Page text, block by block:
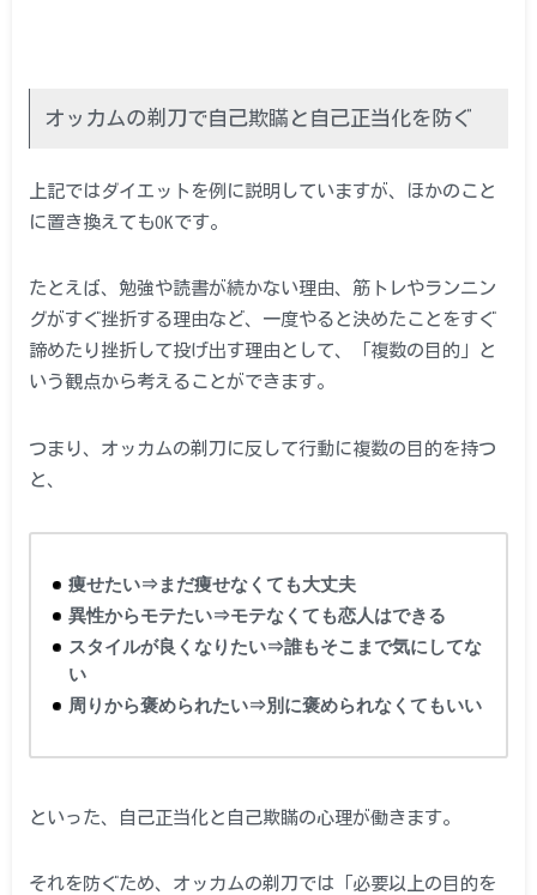
オッカムの剃刀で自己欺瞞と自己正当化を防ぐ
上記ではダイエットを例に説明していますが、ほかのこと
に置き換えてもOKです。
たとえば、勉強や読書が続かない理由、筋トレやランニン
グがすぐ挫折する理由など、一度やると決めたことをすぐ
諦めたり挫折して投げ出す理由として、「複数の目的」と
いう観点から考えることができます。
つまり、オッカムの剃刀に反して行動に複数の目的を持つ
と、
痩せたい⇒まだ痩せなくても大丈夫
異性からモテたい⇒モテなくても恋人はできる
スタイルが良くなりたい⇒誰もそこまで気にしてな
い
周りから褒められたい⇒別に褒められなくてもいい
といった、自己正当化と自己欺瞞の心理が働きます。
それを防ぐため、オッカムの剃刀では「必要以上の目的を